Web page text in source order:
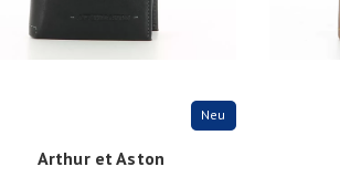
Neu
Arthur et Aston